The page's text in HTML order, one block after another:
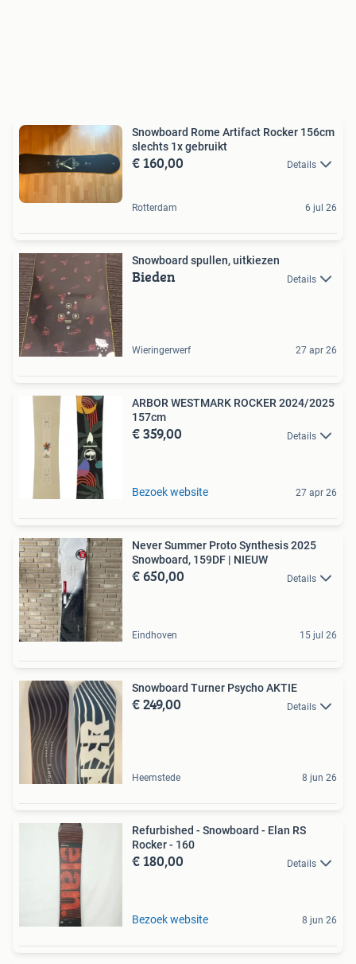
Snowboard Rome Artifact Rocker 156cm
slechts 1x gebruikt
€ 160,00 Details
Rotterdam 6 jul 26
Snowboard spullen, uitkiezen
Bieden Details
Wieringerwerf 27 apr 26
ARBOR WESTMARK ROCKER 2024/2025
157cm
€ 359,00 Details
Bezoek website 27 apr 26
Never Summer Proto Synthesis 2025
Snowboard, 159DF | NIEUW
€ 650,00 Details
Eindhoven 15 jul 26
Snowboard Turner Psycho AKTIE
€ 249,00 Details
Heemstede 8 jun 26
Refurbished - Snowboard - Elan RS
Rocker - 160
€ 180,00 Details
Bezoek website 8 jun 26